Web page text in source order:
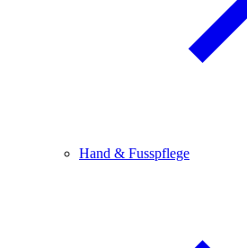
Hand & Fusspflege